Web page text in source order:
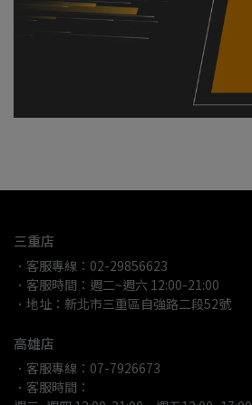
三重店
．客服專線：02-29856623
．客服時間：週二~週六 12:00-21:00
．地址：新北市三重區自強路二段52號
高雄店
．客服專線：07-7926673
．客服時間：